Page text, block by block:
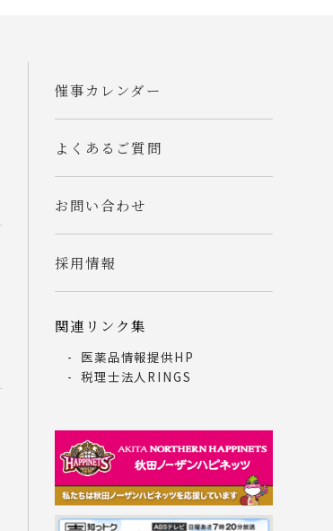
催事カレンダー
よくあるご質問
お問い合わせ
採用情報
関連リンク集
医薬品情報提供HP
税理士法人RINGS